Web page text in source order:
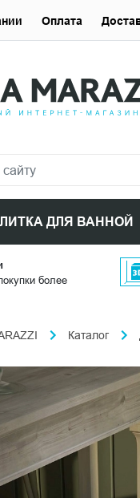
ДЛЯ ВАННОЙ
Оплата
более
Каталог